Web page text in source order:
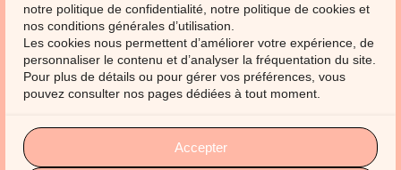
notre politique de confidentialité, notre politique de cookies et
nos conditions générales d’utilisation.
Les cookies nous permettent d’améliorer votre expérience, de
personnaliser le contenu et d’analyser la fréquentation du site.
Pour plus de détails ou pour gérer vos préférences, vous
pouvez consulter nos pages dédiées à tout moment.
Accepter
rey.daic@enovatech.fr
06.64.98.95.92
rue Champvoisin, 63170 Aubière